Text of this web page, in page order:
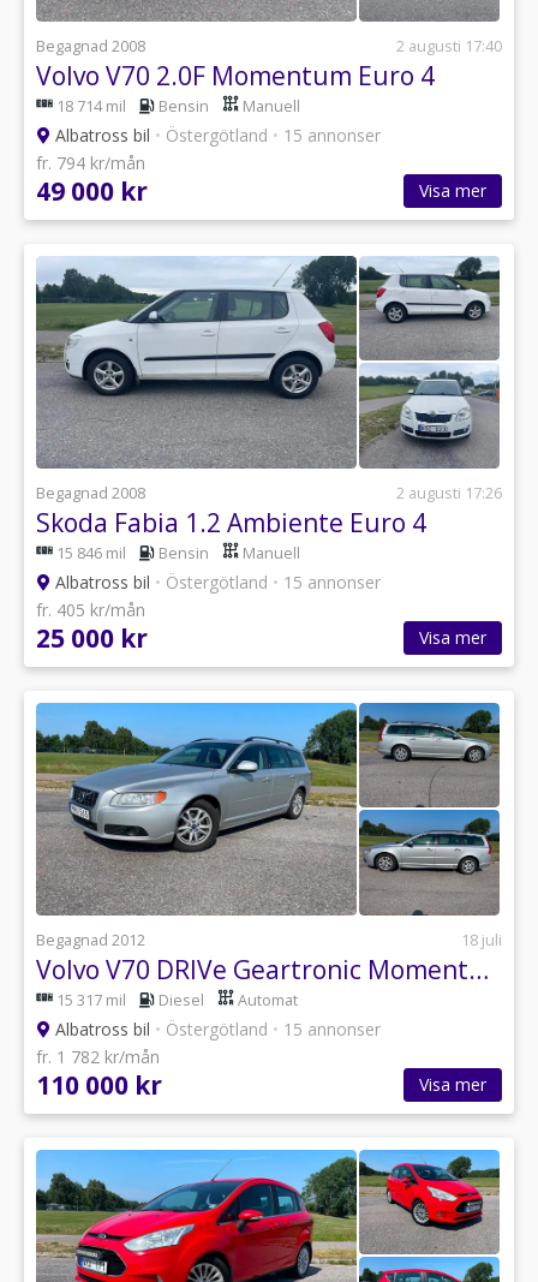
Begagnad 2008 2 augusti 17:40
Volvo V70 2.0F Momentum Euro 4
18 714 mil Bensin Manuell
Albatross bil • Östergötland • 15 annonser
fr. 794 kr/mån
49 000 kr Visa mer
Begagnad 2008 2 augusti 17:26
Skoda Fabia 1.2 Ambiente Euro 4
15 846 mil Bensin Manuell
Albatross bil • Östergötland • 15 annonser
fr. 405 kr/mån
25 000 kr Visa mer
Begagnad 2012 18 juli
Volvo V70 DRIVe Geartronic Momentum Euro 5 Automat
15 317 mil Diesel Automat
Albatross bil • Östergötland • 15 annonser
fr. 1 782 kr/mån
110 000 kr Visa mer